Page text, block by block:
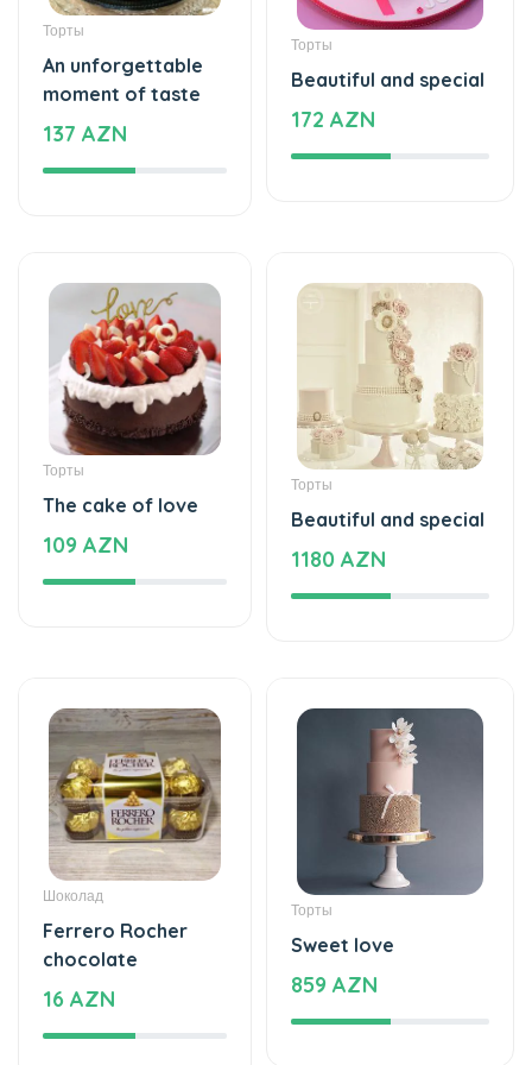
Торты
An unforgettable
moment of taste
137 AZN
Торты
Beautiful and special
172 AZN
Торты
The cake of love
109 AZN
Торты
Beautiful and special
1180 AZN
Шоколад
Ferrero Rocher
chocolate
16 AZN
Торты
Sweet love
859 AZN